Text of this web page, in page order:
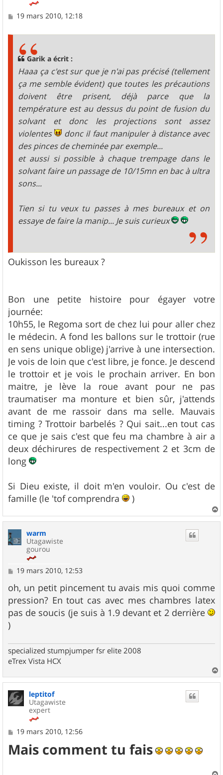
M19 mars 2010, 12:18
Garik a écrit :
Haaa ça c'est sur que je n'ai pas précisé (tellement
ça me semble évident) que toutes les précautions
doivent être prisent, déjà parce que la
température est au dessus du point de fusion du
solvant et donc les projections sont assez
violentes
donc il faut manipuler à distance avec
des pinces de cheminée par exemple...
et aussi si possible à chaque trempage dans le
solvant faire un passage de 10/15mn en bac à ultra
sons...
Tien si tu veux tu passes à mes bureaux et on
essaye de faire la manip... Je suis curieux
Oukisson les bureaux ?
Bon une petite histoire pour égayer votre
journée:
10h55, le Regoma sort de chez lui pour aller chez
le médecin. A fond les ballons sur le trottoir (rue
en sens unique oblige) j'arrive à une intersection.
Je vois de loin que c'est libre, je fonce. Je descend
le trottoir et je vois le prochain arriver. En bon
maitre, je lève la roue avant pour ne pas
traumatiser ma monture et bien sûr, j'attends
avant de me rassoir dans ma selle. Mauvais
timing ? Trottoir barbelés ? Qui sait...en tout cas
ce que je sais c'est que feu ma chambre à air a
deux déchirures de respectivement 2 et 3cm de
long
Si Dieu existe, il doit m'en vouloir. Ou c'est de
famille (le 'tof comprendra
)
a
warm
Utagawiste
gourou
M
s
s
a
g
e
19 mars 2010, 12:53
oh, un petit pincement tu avais mis quoi comme
pression? En tout cas avec mes chambres latex
pas de soucis (je suis à 1.9 devant et 2 derrière
)
specialized stumpjumper fsr elite 2008
eTrex Vista HCX
a
leptitof
Utagawiste
expert
M
s
s
19 mars 2010, 12:56
Mais comment tu fais